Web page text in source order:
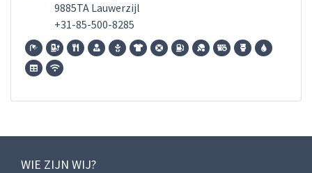
9885TA Lauwerzijl
+31-85-500-8285
WIE ZIJN WIJ?